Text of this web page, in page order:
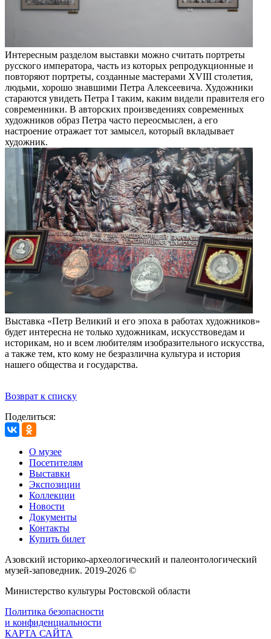
Интересным разделом выставки можно считать портреты
русского императора, часть из которых репродукционные и
повторяют портреты, созданные мастерами XVIII столетия,
людьми, хорошо знавшими Петра Алексеевича. Художники
стараются увидеть Петра I таким, каким видели правителя его
современники. В авторских произведениях современных
художников образ Петра часто переосмыслен, а его
настроение отражает тот замысел, который вкладывает
художник.
Выставка «Петр Великий и его эпоха в работах художников»
будет интересна не только художникам, искусствоведам и
историкам, но и всем любителям изобразительного искусства,
а также тем, кто кому не безразлична культура и история
нашего общества и государства.
Возврат к списку
Поделиться:
О музее
Посетителям
Выставки
Экспозиции
Коллекции
Новости
Документы
Контакты
Купить билет
Азовский историко‑археологический и палеонтологический
музей‑заповедник. 2019-2026 ©
Министерство культуры Ростовской области
Политика безопасности
и конфиденциальности
КАРТА САЙТА